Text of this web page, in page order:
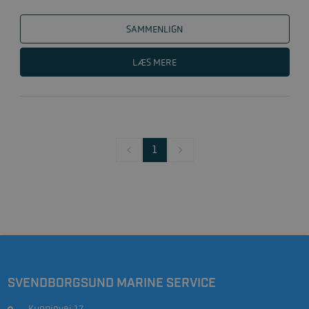
SAMMENLIGN
LÆS MERE
1
SVENDBORGSUND MARINE SERVICE